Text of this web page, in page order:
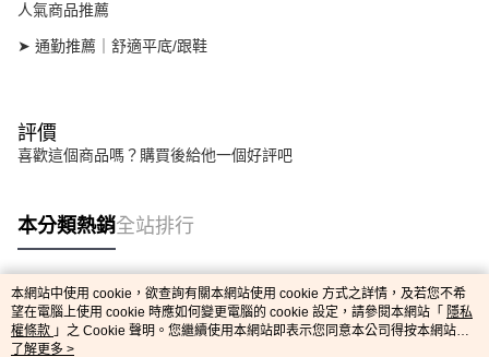
人氣商品推薦
➤ 通勤推薦｜舒適平底/跟鞋
評價
喜歡這個商品嗎？購買後給他一個好評吧
本分類熱銷全站排行
熱門標籤
本網站中使用 cookie，欲查詢有關本網站使用 cookie 方式之詳情，及若您不希
望在電腦上使用 cookie 時應如何變更電腦的 cookie 設定，請參閱本網站「 隱私
權條款 」之 Cookie 聲明。您繼續使用本網站即表示您同意本公司得按本網站使
用條款之 Cookie 聲明使用 cookie。
了解更多 >